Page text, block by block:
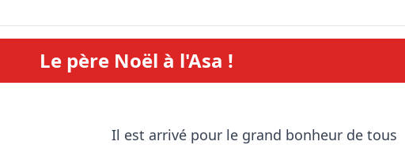
Le père Noël à l'Asa !
                            Il est arrivé pour le grand bonheur de tous